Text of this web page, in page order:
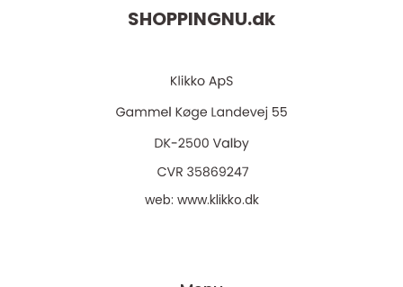
SHOPPINGNU.dk
web: www.klikko.dk